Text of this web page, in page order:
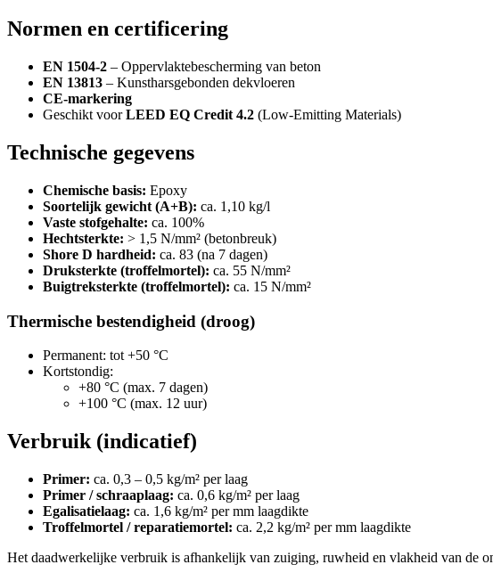
Normen en certificering
EN 1504-2 – Oppervlaktebescherming van beton
EN 13813 – Kunstharsgebonden dekvloeren
CE-markering
Geschikt voorLEED EQ Credit 4.2 (Low-Emitting Materials)
Technische gegevens
Chemische basis: Epoxy
Soortelijk gewicht (A+B): ca. 1,10 kg/l
Vaste stofgehalte: ca. 100%
Hechtsterkte: > 1,5 N/mm² (betonbreuk)
Shore D hardheid: ca. 83 (na 7 dagen)
Druksterkte (troffelmortel): ca. 55 N/mm²
Buigtreksterkte (troffelmortel): ca. 15 N/mm²
Thermische bestendigheid (droog)
Permanent: tot +50 °C
Kortstondig:
+80 °C (max. 7 dagen)
+100 °C (max. 12 uur)
Verbruik (indicatief)
Primer: ca. 0,3 – 0,5 kg/m² per laag
Primer / schraaplaag: ca. 0,6 kg/m² per laag
Egalisatielaag: ca. 1,6 kg/m² per mm laagdikte
Troffelmortel / reparatiemortel: ca. 2,2 kg/m² per mm laagdikte
Het daadwerkelijke verbruik is afhankelijk van zuiging, ruwheid en vlakheid van de